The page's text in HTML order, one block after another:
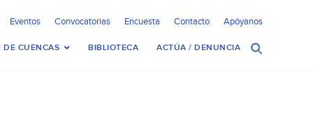
Eventos Convocatorias Encuesta Contacto Apóyanos
DE CUENCAS BIBLIOTECA ACTÚA / DENUNCIA